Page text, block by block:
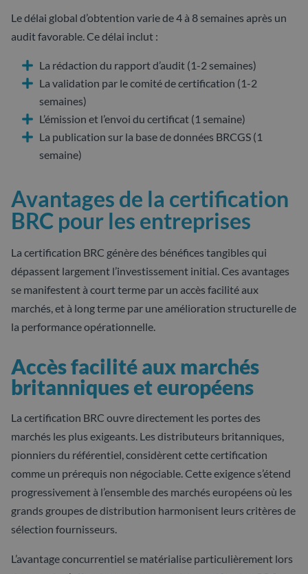
Le délai global d’obtention varie de 4 à 8 semaines après un
audit favorable. Ce délai inclut :
La rédaction du rapport d’audit (1-2 semaines)
La validation par le comité de certification (1-2
semaines)
L’émission et l’envoi du certificat (1 semaine)
La publication sur la base de données BRCGS (1
semaine)
Avantages de la certification
BRC pour les entreprises
La certification BRC génère des bénéfices tangibles qui
dépassent largement l’investissement initial. Ces avantages
se manifestent à court terme par un accès facilité aux
marchés, et à long terme par une amélioration structurelle de
la performance opérationnelle.
Accès facilité aux marchés
britanniques et européens
La certification BRC ouvre directement les portes des
marchés les plus exigeants. Les distributeurs britanniques,
pionniers du référentiel, considèrent cette certification
comme un prérequis non négociable. Cette exigence s’étend
progressivement à l’ensemble des marchés européens où les
grands groupes de distribution harmonisent leurs critères de
sélection fournisseurs.
L’avantage concurrentiel se matérialise particulièrement lors